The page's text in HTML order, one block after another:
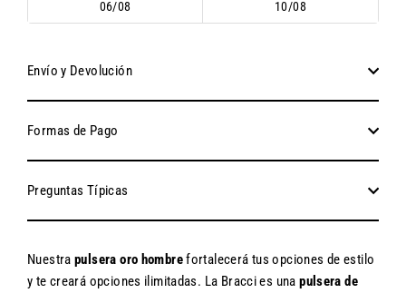
06/08
10/08
Envío y Devolución
Formas de Pago
Preguntas Típicas
Nuestrapulsera oro hombrefortalecerá tus opciones de estilo
y te creará opciones ilimitadas. La Bracci es unapulsera de